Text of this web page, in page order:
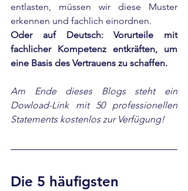
entlasten, müssen wir diese Muster
erkennen und fachlich einordnen.
Oder auf Deutsch: Vorurteile mit
fachlicher Kompetenz entkräften, um
eine Basis des Vertrauens zu schaffen.
Am Ende dieses Blogs steht ein
Dowload-Link mit 50 professionellen
Statements kostenlos zur Verfügung!
Die 5 häufigsten